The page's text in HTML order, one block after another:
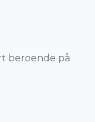
beroende på